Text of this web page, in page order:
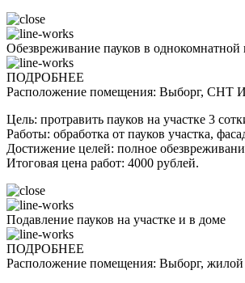
Обезвреживание пауков в однокомнатной
ПОДРОБНЕЕ
Расположение помещения: Выборг, СНТ
Цель: протравить пауков на участке 3
Работы: обработка от пауков участка,
Достижение целей: полное
Итоговая цена работ: 4000 рублей.
Подавление пауков на участке и в доме
ПОДРОБНЕЕ
Расположение помещения: Выборг,